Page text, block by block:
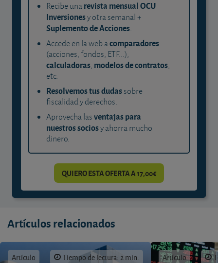
Recibe unarevista mensual OCU
Inversionesy otra semanal +
Suplemento de Acciones.
Accede en la web acomparadores
(acciones, fondos, ETF...),
calculadoras, modelos de contratos,
etc.
Resolvemos tus dudassobre
fiscalidad y derechos.
Aprovecha lasventajas para
nuestros sociosy ahorra mucho
dinero.
QUIERO ESTA OFERTA A 17,00€
Artículos relacionados
Artículo Tiempo de lectura: 2 min. Artículo